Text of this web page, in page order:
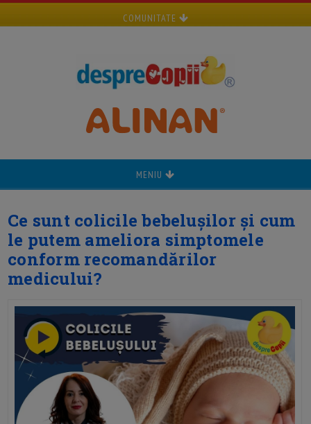
COMUNITATE
MENIU
Ce sunt colicile bebelușilor și cum
le putem ameliora simptomele
conform recomandărilor
medicului?